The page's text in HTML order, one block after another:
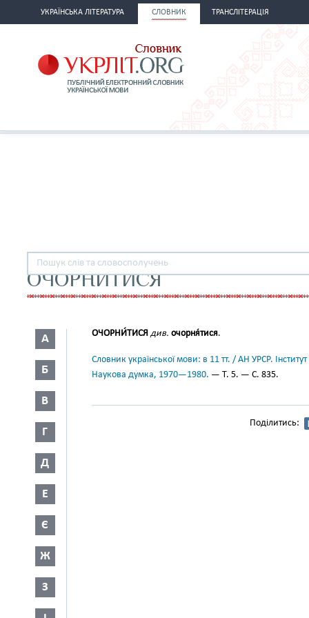
УКРАЇНСЬКА ЛІТЕРАТУРА СЛОВНИК ТРАНСЛІТЕРАЦІЯ
ОЧОРНИТИСЯ
А
Б
В
Г
Д
Е
Є
Ж
З
ОЧОРНИ́ТИСЯ див. очорня́тися.
Словник української мови: в 11 тт. / АН УРСР.
Наукова думка, 1970—1980. — Т. 5. — С. 835.
Поділитись: